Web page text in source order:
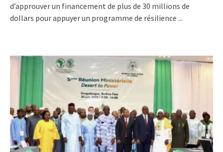
d’approuver un financement de plus de 30 millions de
dollars pour appuyer un programme de résilience ...